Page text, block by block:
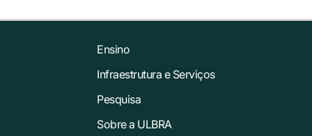
Ensino
Infraestrutura e Serviços
Pesquisa
Sobre a ULBRA